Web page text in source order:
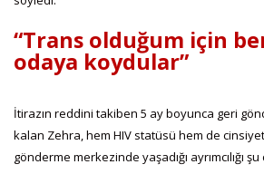
“Trans olduğum için
odaya koydular”
İtirazın reddini takiben 5 ay boyunca geri
kalan Zehra, hem HIV statüsü hem de
gönderme merkezinde yaşadığı ayrımcılığı